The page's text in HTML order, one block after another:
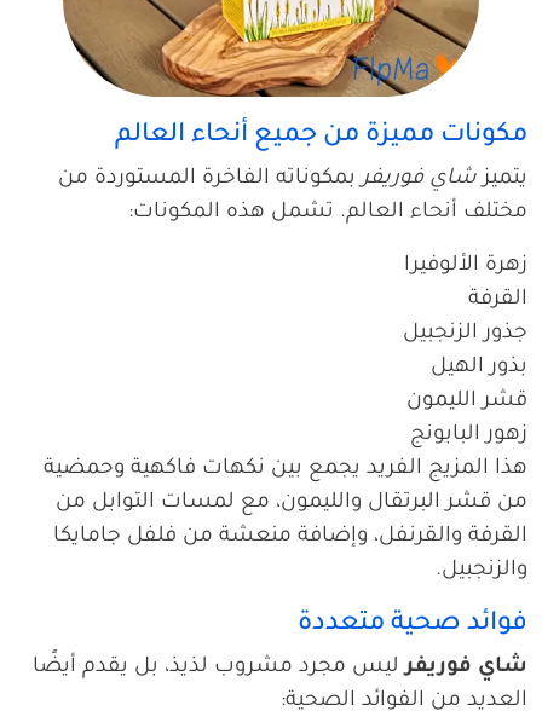
مكونات مميزة من جميع أنحاء العالم
يتميزشاي فوريفربمكوناته الفاخرة المستوردة من
مختلف أنحاء العالم. تشمل هذه المكونات:
زهرة الألوفيرا
القرفة
جذور الزنجبيل
بذور الهيل
قشر الليمون
زهور البابونج
هذا المزيج الفريد يجمع بين نكهات فاكهية وحمضية
من قشر البرتقال والليمون، مع لمسات التوابل من
القرفة والقرنفل، وإضافة منعشة من فلفل جامايكا
والزنجبيل.
فوائد صحية متعددة
شاي فوريفرليس مجرد مشروب لذيذ، بل يقدم أيضًا
العديد من الفوائد الصحية: